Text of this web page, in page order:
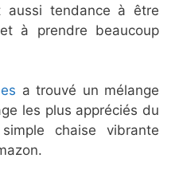
aussi tendance à être
à prendre beaucoup
a trouvé un mélange
les plus appréciés du
chaise vibrante